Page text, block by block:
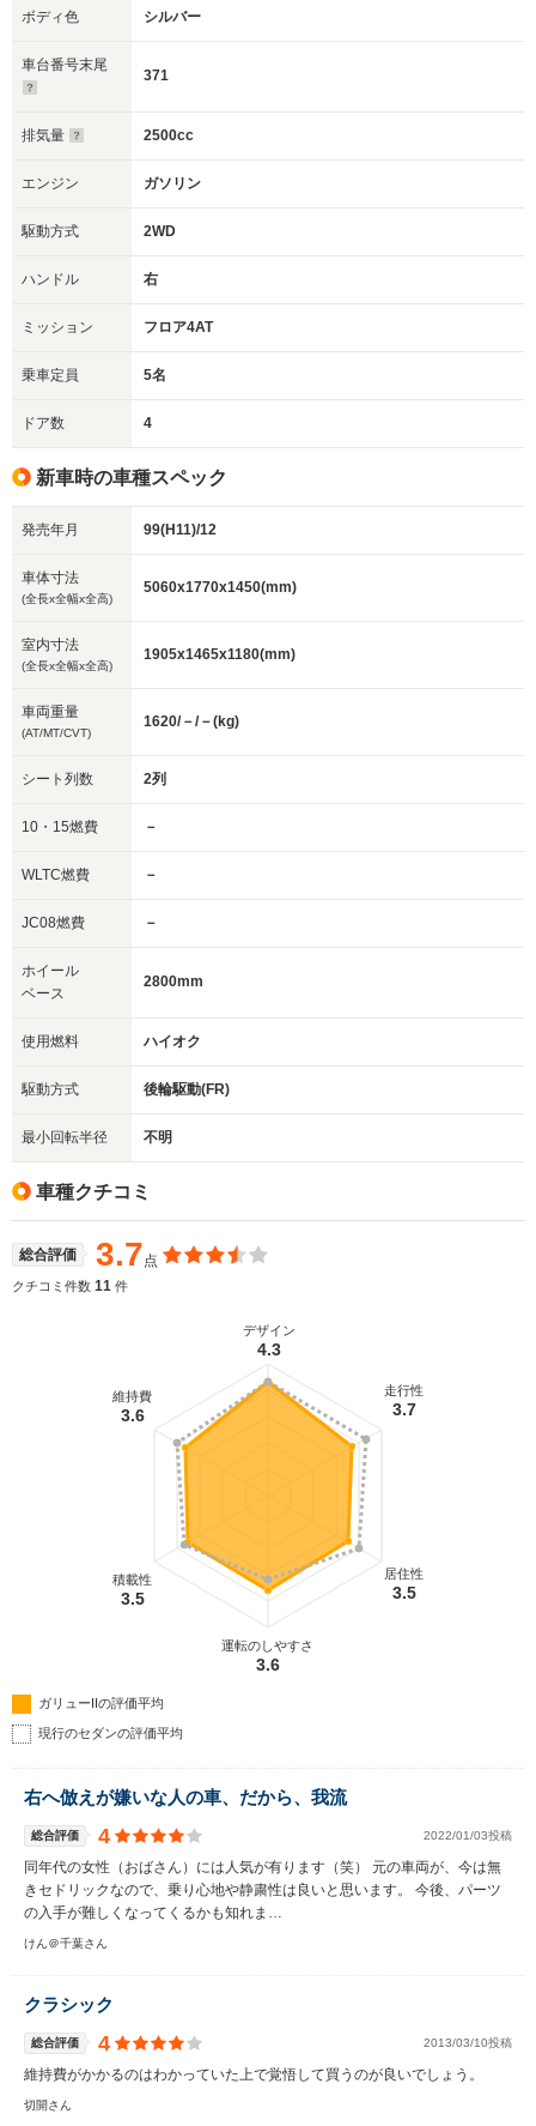
ボディ色 シルバー
車台番号末尾
371
排気量 2500cc
エンジン ガソリン
駆動方式 2WD
ハンドル 右
ミッション フロア4AT
乗車定員 5名
ドア数 4
新車時の車種スペック
発売年月 99(H11)/12
車体寸法
(全長x全幅x全高)
5060x1770x1450(mm)
室内寸法
(全長x全幅x全高)
1905x1465x1180(mm)
車両重量
(AT/MT/CVT)
1620/－/－(kg)
シート列数 2列
10・15燃費 －
WLTC燃費 －
JC08燃費 －
ホイール
ベース
2800mm
使用燃料 ハイオク
駆動方式 後輪駆動(FR)
最小回転半径 不明
車種クチコミ
総合評価 3.7点
クチコミ件数 11 件
デザイン
4.3
走行性
3.7
居住性
3.5
運転のしやすさ
3.6
積載性
3.5
維持費
3.6
ガリューIIの評価平均
現行のセダンの評価平均
右へ倣えが嫌いな人の車、だから、我流
総合評価 4 2022/01/03投稿
同年代の女性（おばさん）には人気が有ります（笑） 元の車両が、今は無
きセドリックなので、乗り心地や静粛性は良いと思います。 今後、パーツ
の入手が難しくなってくるかも知れま…
けん＠千葉さん
クラシック
総合評価 4 2013/03/10投稿
維持費がかかるのはわかっていた上で覚悟して買うのが良いでしょう。
切開さん